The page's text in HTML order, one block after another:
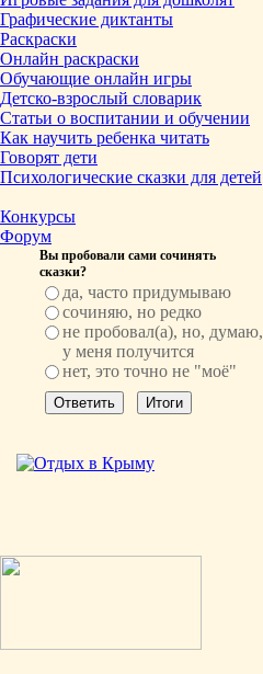
Графические диктанты
Раскраски
Онлайн раскраски
Обучающие онлайн игры
Детско-взрослый словарик
Статьи о воспитании и обучении
Как научить ребенка читать
Говорят дети
Психологические сказки для детей
Конкурсы
Форум
Вы пробовали сами сочинять
сказки?
да, часто придумываю
сочиняю, но редко
не пробовал(а), но, думаю,
у меня получится
нет, это точно не "моё"